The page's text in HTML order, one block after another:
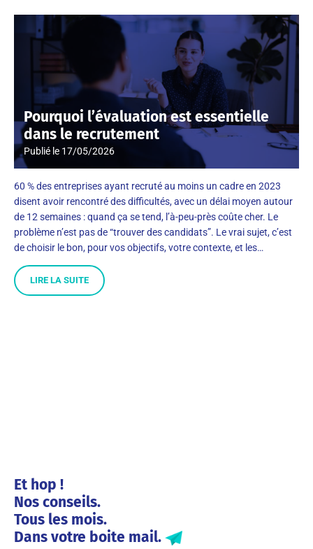
Pourquoi l’évaluation est essentielle
dans le recrutement
Publié le 17/05/2026
60 % des entreprises ayant recruté au moins un cadre en 2023
disent avoir rencontré des difficultés, avec un délai moyen autour
de 12 semaines : quand ça se tend, l’à-peu-près coûte cher. Le
problème n’est pas de “trouver des candidats”. Le vrai sujet, c’est
de choisir le bon, pour vos objectifs, votre contexte, et les…
LIRE LA SUITE
Et hop !
Nos conseils.
Tous les mois.
Dans votre boite mail.